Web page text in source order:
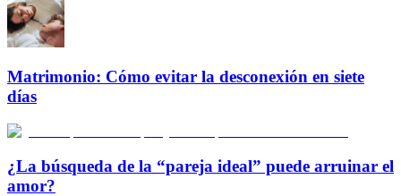
Matrimonio: Cómo evitar la desconexión en siete
días
¿La búsqueda de la “pareja ideal” puede arruinar el
amor?